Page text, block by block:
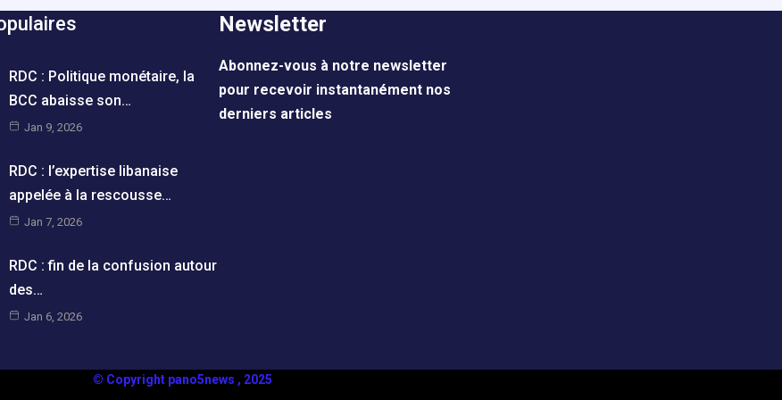
RDC : Politique monétaire, la
BCC abaisse son…
Jan 9, 2026
RDC : l’expertise libanaise
appelée à la rescousse…
Jan 7, 2026
RDC : fin de la confusion autour
des…
Jan 6, 2026
Newsletter
Abonnez-vous à notre newsletter
pour recevoir instantanément nos
derniers articles
© Copyright pano5news , 2025